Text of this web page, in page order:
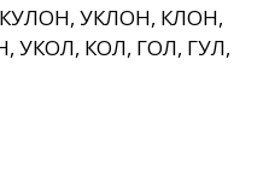
УКЛОН, КЛОН,
УКОЛ, КОЛ, ГОЛ, ГУЛ,